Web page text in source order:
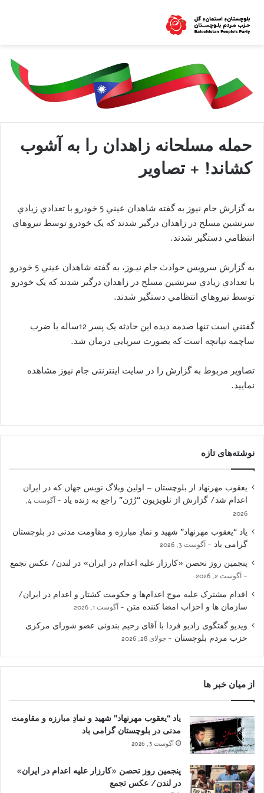
حمله مسلحانه زاهدان را به آشوب
کشاند! + تصاویر
به گزارش جام نیوز به گفته شاهدان عيني 5 خودرو با تعدادي زيادي
سرنشين مسلح در زاهدان درگير شدند که يک خودرو توسط نيروهاي
انتظامي دستگير شدند.
به گزارش سرویس حوادث جام نیـوز، به گفته شاهدان عيني 5 خودرو
با تعدادي زيادي سرنشين مسلح در زاهدان درگير شدند که يک خودرو
توسط نيروهاي انتظامي دستگير شدند.
گفتني است تنها صدمه ديده اين حادثه يک پسر 12ساله با ضرب
ساچمه تپانچه است که بصورت سرپايي درمان شد.
تصاویر مربوط به گزارش را در سایت اینترنتی جام نیوز مشاهده
نمایید.
نوشته‌های تازه
یعقوب مهرنهاد از بلوچستان – اولین وبلاگ نویس جهان که در ایران
اعدام شد/ گزارش از تلویزیون “رُژن” راجع به زنده یاد
آگوست 4,
2026
یاد “یعقوب مهرنهاد” شهید و نمادِ مبارزه و مقاومت مدنی در بلوچستان
گرامی باد
آگوست 3, 2026
پنجمین روز تحصن «کارزار علیه اعدام در ایران» در لندن/ عکس تجمع
آگوست 2, 2026
اقدام مشترک علیه موج اعدام‌ها و حکومت کشتار و اعدام در ایران/
سازمان ها و احزاب امضا کننده متن
آگوست 1, 2026
ویدیو گفتگوی رادیو فردا با آقای رحیم بندوئی عضو شورای مرکزی
حزب مردم بلوچستان
جولای 28, 2026
از میان خبر ها
یاد “یعقوب مهرنهاد” شهید و نمادِ مبارزه و مقاومت
مدنی در بلوچستان گرامی باد
آگوست 3, 2026
پنجمین روز تحصن «کارزار علیه اعدام در ایران»
در لندن/ عکس تجمع